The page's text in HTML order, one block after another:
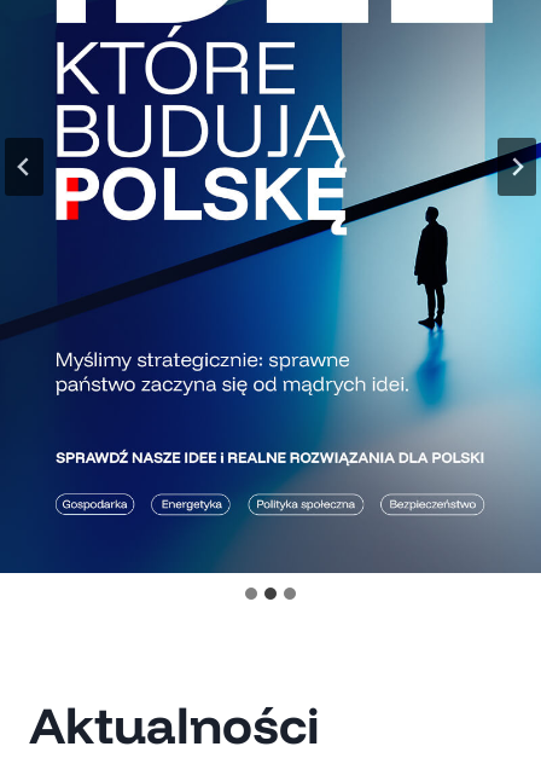
Aktualności